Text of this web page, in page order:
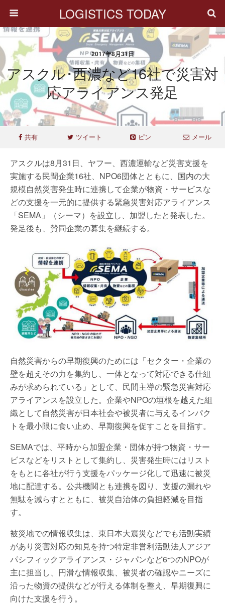
LOGISTICS TODAY
2017年8月31日
アスクル･西濃など16社で災害対
応アライアンス発足
共有 ツイート ピン メール
アスクルは8月31日、ヤフー、西濃運輸など災害支援を
実施する民間企業16社、NPO6団体とともに、国内の大
規模自然災害発生時に連携して企業が物資・サービスな
どの支援を一元的に提供する緊急災害対応アライアンス
「SEMA」（シーマ）を設立し、加盟したと発表した。
発足後も、賛同企業の募集を継続する。
自然災害からの早期復興のためには「セクター・企業の
壁を超えその力を集約し、一体となって対応できる仕組
みが求められている」として、民間主導の緊急災害対応
アライアンスを設立した。企業やNPOの垣根を越えた組
織として自然災害が日本社会や被災者に与えるインパク
トを最小限に食い止め、早期復興を促すことを目指す。
SEMAでは、平時から加盟企業・団体が持つ物資・サー
ビスなどをリストとして集約し、災害発生時にはリスト
をもとに各社が行う支援をパッケージ化して迅速に被災
地に配達する。公共機関とも連携を図り、支援の漏れや
無駄を減らすとともに、被災自治体の負担軽減を目指
す。
被災地での情報収集は、東日本大震災などでも活動実績
があり災害対応の知見を持つ特定非営利活動法人アジア
パシフィックアライアンス・ジャパンなど6つのNPOが
主に担当し、円滑な情報収集、被災者の確認やニーズに
沿った物資の提供などが行える体制を整え、早期復興に
向けた支援を行う。